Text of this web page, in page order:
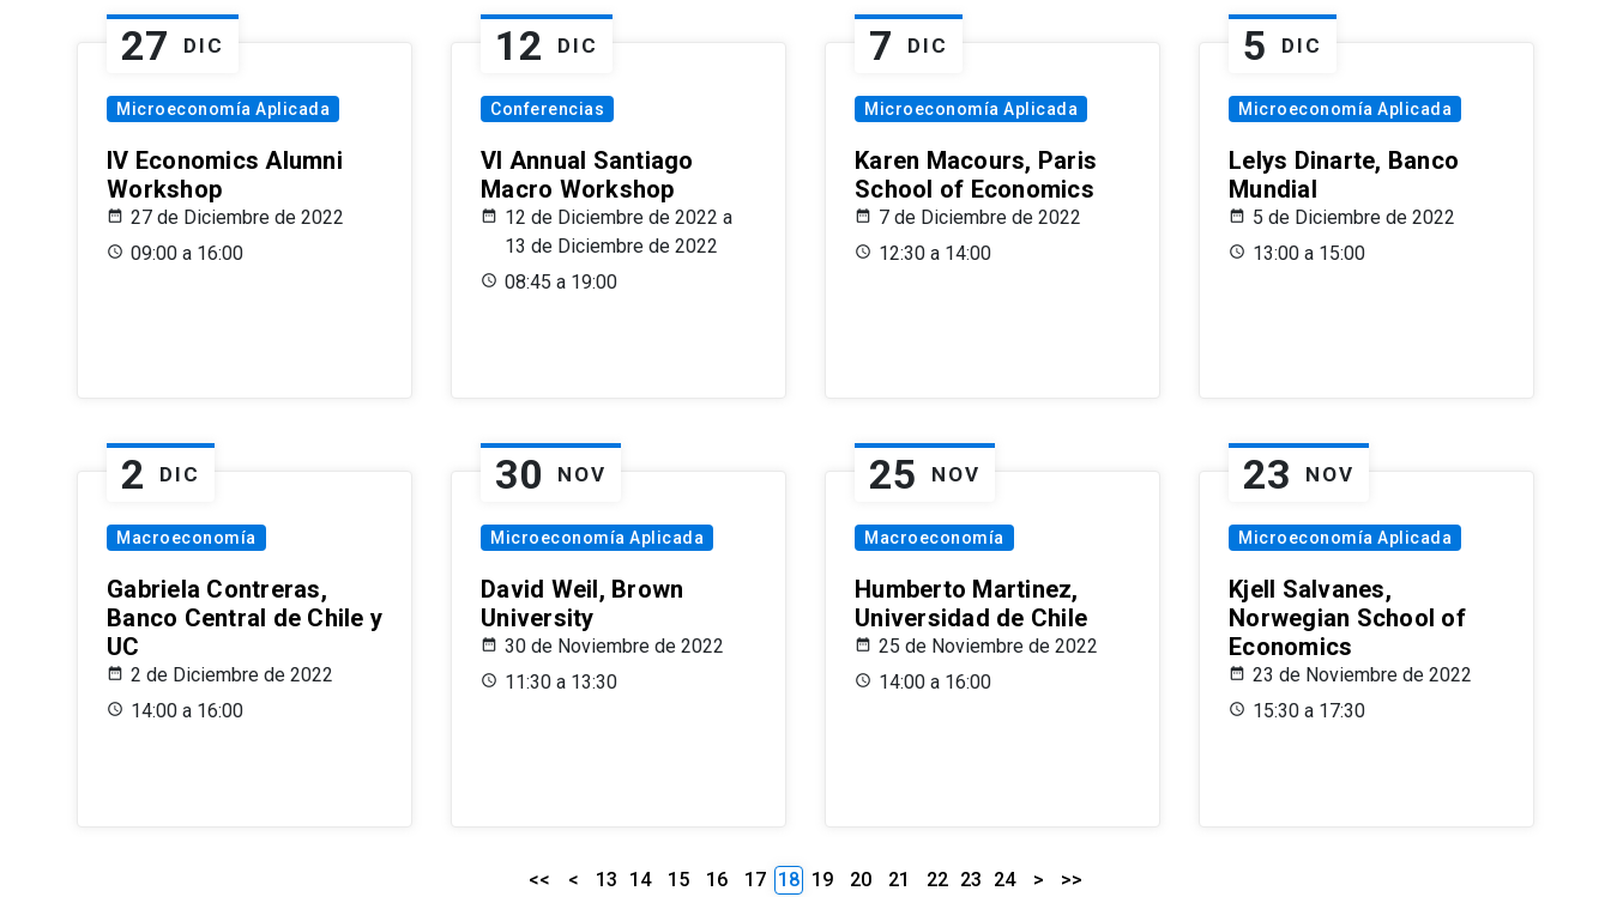
27 DIC
Microeconomía Aplicada
IV Economics Alumni
Workshop
27 de Diciembre de 2022
09:00 a 16:00
12 DIC
Conferencias
VI Annual Santiago
Macro Workshop
12 de Diciembre de 2022 a
13 de Diciembre de 2022
08:45 a 19:00
7 DIC
Microeconomía Aplicada
Karen Macours, Paris
School of Economics
7 de Diciembre de 2022
12:30 a 14:00
5 DIC
Microeconomía Aplicada
Lelys Dinarte, Banco
Mundial
5 de Diciembre de 2022
13:00 a 15:00
2 DIC
Macroeconomía
Gabriela Contreras,
Banco Central de Chile y
UC
2 de Diciembre de 2022
14:00 a 16:00
30 NOV
Microeconomía Aplicada
David Weil, Brown
University
30 de Noviembre de 2022
11:30 a 13:30
25 NOV
Macroeconomía
Humberto Martinez,
Universidad de Chile
25 de Noviembre de 2022
14:00 a 16:00
23 NOV
Microeconomía Aplicada
Kjell Salvanes,
Norwegian School of
Economics
23 de Noviembre de 2022
15:30 a 17:30
<< < 13 14 15 16 17 18 19 20 21 22 23 24 > >>